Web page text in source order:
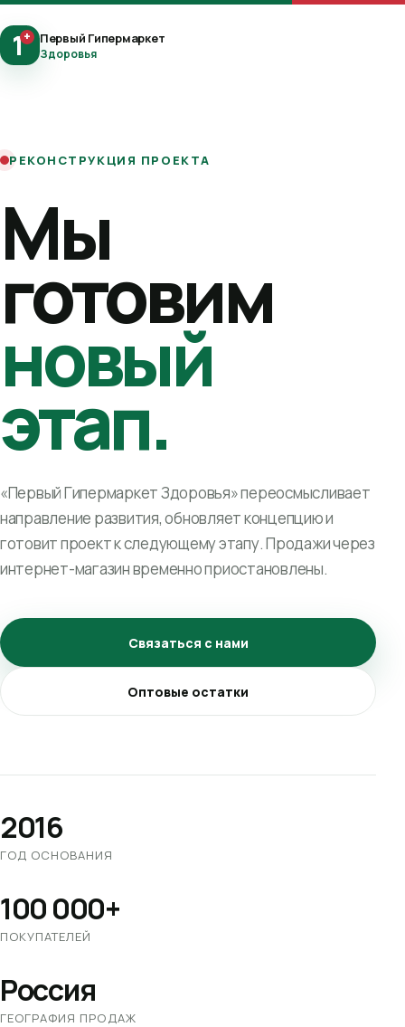
1+ Первый Гипермаркет
Здоровья
РЕКОНСТРУКЦИЯ ПРОЕКТА
Мы
готовим
новый
этап.
«Первый Гипермаркет Здоровья» переосмысливает
направление развития, обновляет концепцию и
готовит проект к следующему этапу. Продажи через
интернет-магазин временно приостановлены.
Связаться с нами
Оптовые остатки
2016
ГОД ОСНОВАНИЯ
100 000+
ПОКУПАТЕЛЕЙ
Россия
ГЕОГРАФИЯ ПРОДАЖ